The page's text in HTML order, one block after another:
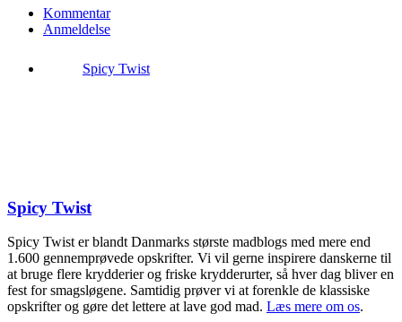
Kommentar
Anmeldelse
Spicy Twist
Spicy Twist
Spicy Twist er blandt Danmarks største madblogs med mere end
1.600 gennemprøvede opskrifter. Vi vil gerne inspirere danskerne til
at bruge flere krydderier og friske krydderurter, så hver dag bliver en
fest for smagsløgene. Samtidig prøver vi at forenkle de klassiske
opskrifter og gøre det lettere at lave god mad. Læs mere om os.